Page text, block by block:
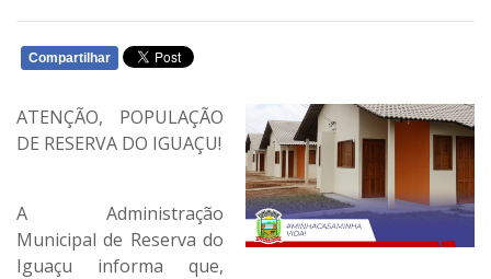
Compartilhar
ATENÇÃO, POPULAÇÃO
DE RESERVA DO IGUAÇU!
A Administração
Municipal de Reserva do
Iguaçu informa que,